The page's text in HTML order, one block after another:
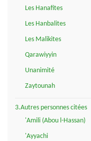
Les Hanafites
Les Hanbalites
Les Malikites
Qarawiyyin
Unanimité
Zaytounah
3.Autres personnes citées
'Amili (Abou l-Hassan)
'Ayyachi